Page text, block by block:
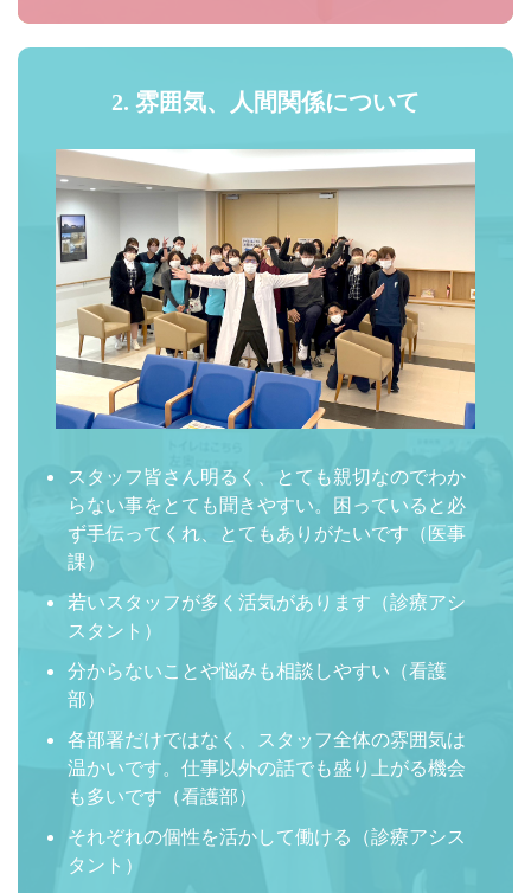
2. 雰囲気、人間関係について
スタッフ皆さん明るく、とても親切なのでわか
らない事をとても聞きやすい。困っていると必
ず手伝ってくれ、とてもありがたいです（医事
課）
若いスタッフが多く活気があります（診療アシ
スタント）
分からないことや悩みも相談しやすい（看護
部）
各部署だけではなく、スタッフ全体の雰囲気は
温かいです。仕事以外の話でも盛り上がる機会
も多いです（看護部）
それぞれの個性を活かして働ける（診療アシス
タント）